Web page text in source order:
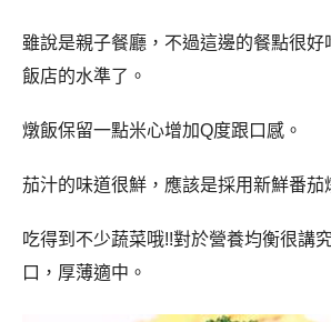
雖說是親子餐廳，不過這邊的餐點很好
飯店的水準了。
燉飯保留一點米心增加Q度跟口感。
茄汁的味道很鮮，應該是採用新鮮番茄
吃得到不少蔬菜哦!!對於營養均衡很講
口，厚薄適中。